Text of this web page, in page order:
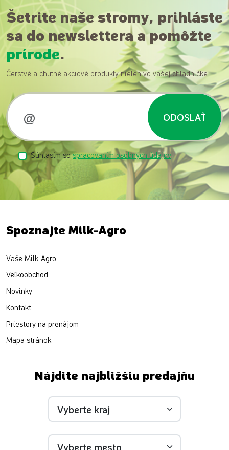
Šetrite naše stromy, prihláste
sa do newslettera a pomôžte
prírode.
Čerstvé a chutné akciové produkty nielen vo vašej chladničke.
ODOSLAŤ
Súhlasím sospracovaním osobných údajov
Spoznajte Milk-Agro
Vaše Milk-Agro
Veľkoobchod
Novinky
Kontakt
Priestory na prenájom
Mapa stránok
Nájdite najbližšiu predajňu